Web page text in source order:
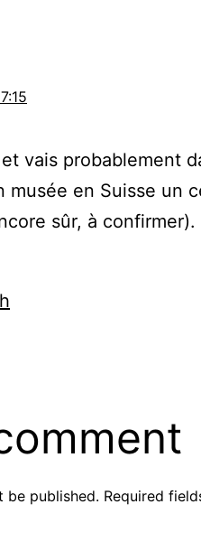
vais probablement
musée en Suisse un
sûr, à
be published. Required